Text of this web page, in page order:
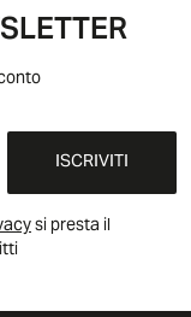
ISCRIVITI
si presta il